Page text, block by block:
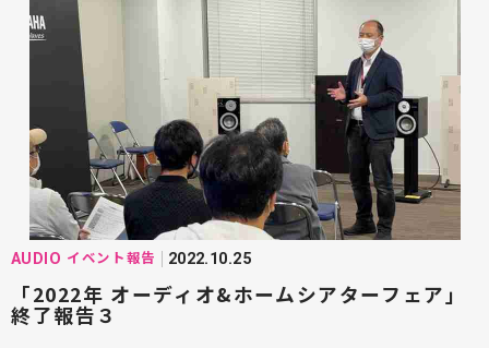
#Mark Levinson(マークレビンソン)
#MARTEN(マーテン)
#Mcintosh(マッキントッシュ)
#marantz(マランツ)
#MONITOR AUDIO(モニターオーディオ)
#NAGAOKA(ナガオカ) #NASPEC(ナスペック)
#Ninonyno2(ニーノニーノニ)
#Octave(オクターブ)
AUDIO イベント報告 2022.10.25
「2022年 オーディオ&ホームシアターフェア」
終了報告３